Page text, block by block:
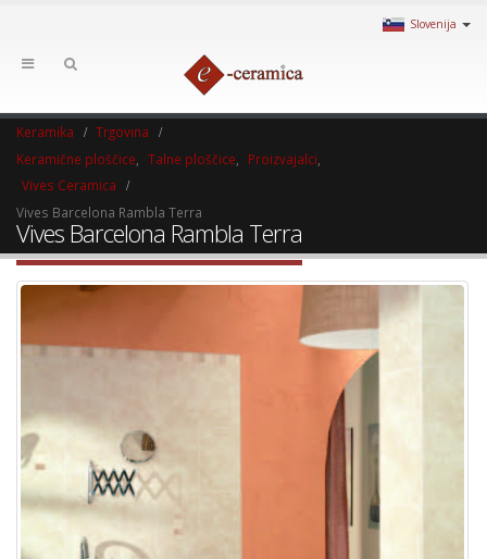
Slovenija
Keramika
Trgovina
Keramične ploščice
Talne ploščice Proizvajalci
Vives Ceramica
Vives Barcelona Rambla Terra
Vives Barcelona Rambla Terra